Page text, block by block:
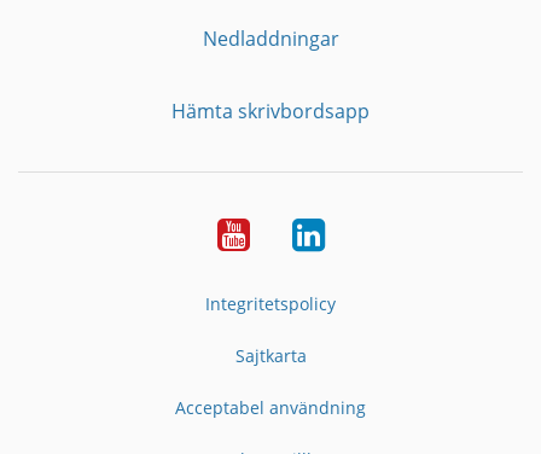
Nedladdningar
Hämta skrivbordsapp
YouTubeLinkedIn
Integritetspolicy
Sajtkarta
Acceptabel användning